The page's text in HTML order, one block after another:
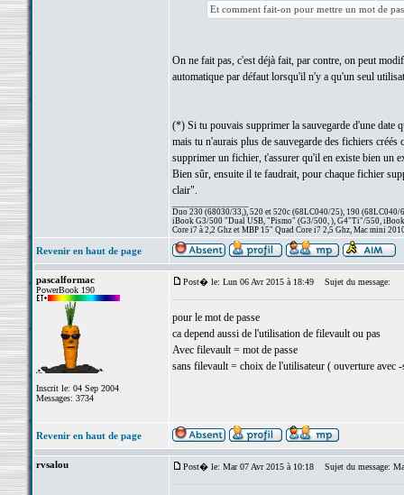
Et comment fait-on pour mettre un mot de
On ne fait pas, c'est déjà fait, par contre, on peut
automatique par défaut lorsqu'il n'y a qu'un seul
(*) Si tu pouvais supprimer la sauvegarde d'une date
mais tu n'aurais plus de sauvegarde des fichiers
supprimer un fichier, t'assurer qu'il en existe bien un
Bien sûr, ensuite il te faudrait, pour chaque fichier
clair".
Duo 230 (68030/33,), 520 et 520c (68LC040/25), 190 (68LC040/
iBook G3/500 "Dual USB, "Pismo" (G3/500, ), G4"Ti"/550,
Core i7 à 2,2 Ghz et MBP 15" Quad Core i7 2,5 Ghz, Mac mini
Revenir en haut de page
pascalformac
PowerBook 190
Inscrit le: 04 Sep 2004
Messages: 3734
Post� le: Lun 06 Avr 2015 à 18:49 Sujet du message:
pour le mot de passe
ca depend aussi de l'utilisation de filevault ou pas
Avec filevault = mot de passe
sans filevault = choix de l'utilisateur ( ouverture avec -
Revenir en haut de page
rvsalou Post� le: Mar 07 Avr 2015 à 10:18 Sujet du message: